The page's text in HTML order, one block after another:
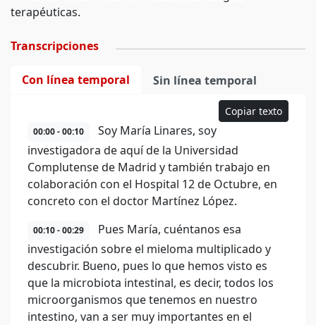
terapéuticas.
Transcripciones
Con línea temporal Sin línea temporal
Copiar texto
00:00 - 00:10
Soy María Linares, soy
investigadora de aquí de la Universidad
Complutense de Madrid y también trabajo en
colaboración con el Hospital 12 de Octubre, en
concreto con el doctor Martínez López.
00:10 - 00:29
Pues María, cuéntanos esa
investigación sobre el mieloma multiplicado y
descubrir. Bueno, pues lo que hemos visto es
que la microbiota intestinal, es decir, todos los
microorganismos que tenemos en nuestro
intestino, van a ser muy importantes en el